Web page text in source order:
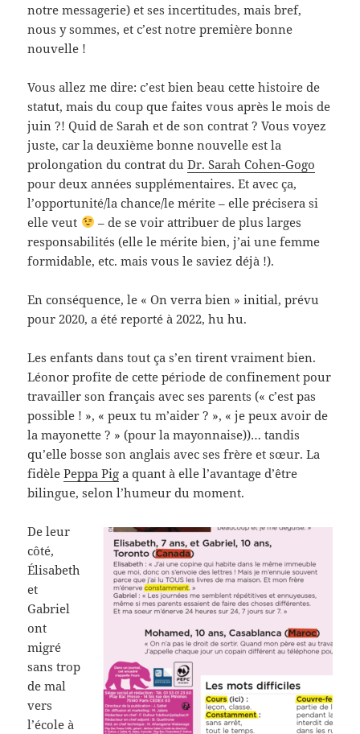
notre messagerie) et ses incertitudes, mais bref,
nous y sommes, et c’est notre première bonne
nouvelle !
Vous allez me dire: c’est bien beau cette histoire de
statut, mais du coup que faites vous après le mois de
juin ?! Quid de Sarah et de son contrat ? Vous voyez
juste, car la deuxième bonne nouvelle est la
prolongation du contrat duDr. Sarah Cohen-Gogo
pour deux années supplémentaires. Et avec ça,
l’opportunité/la chance/le mérite – elle précisera si
elle veut
– de se voir attribuer de plus larges
responsabilités (elle le mérite bien, j’ai une femme
formidable, etc. mais vous le saviez déjà !).
En conséquence, le « On verra bien » initial, prévu
pour 2020, a été reporté à 2022, hu hu.
Les enfants dans tout ça s’en tirent vraiment bien.
Léonor profite de cette période de confinement pour
travailler son français avec ses parents (« c’est pas
possible ! », « peux tu m’aider ? », « je peux avoir de
la mayonette ? » (pour la mayonnaise))… tandis
qu’elle bosse son anglais avec ses frère et sœur. La
fidèlePeppa Pig a quant à elle l’avantage d’être
bilingue, selon l’humeur du moment.
De leur
côté,
Élisabeth
et
Gabriel
ont
migré
sans trop
de mal
vers
l’école à